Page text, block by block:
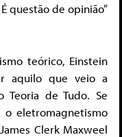
questão de opinião”
teórico, Einstein
aquilo que veio a
Teoria de Tudo. Se
o eletromagnetismo
Clerk Maxweel